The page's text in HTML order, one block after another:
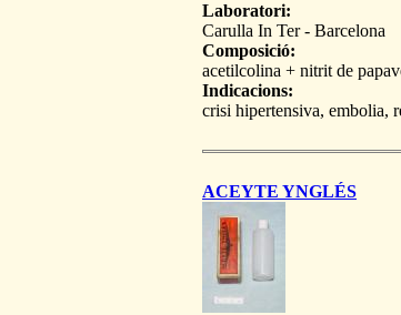
Laboratori:
Carulla In Ter - Barcelona
Composició:
acetilcolina + nitrit de
Indicacions:
crisi hipertensiva, embolia,
ACEYTE YNGLÉS